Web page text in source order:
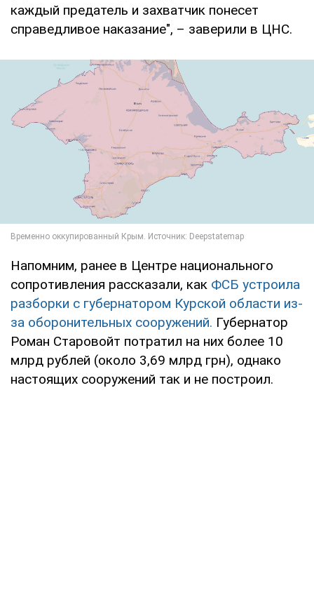
каждый предатель и захватчик понесет
справедливое наказание", – заверили в ЦНС.
Напомним, ранее в Центре национального
сопротивления рассказали, как ФСБ устроила
разборки с губернатором Курской области из-
за оборонительных сооружений. Губернатор
Роман Старовойт потратил на них более 10
млрд рублей (около 3,69 млрд грн), однако
настоящих сооружений так и не построил.